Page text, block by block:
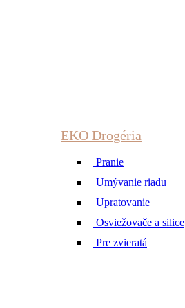
EKO Drogéria
Pranie
Umývanie riadu
Upratovanie
Osviežovače a silice
Pre zvieratá